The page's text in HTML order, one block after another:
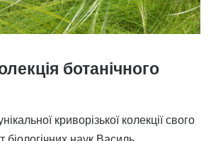
ботанічного
криворізької колекції свого